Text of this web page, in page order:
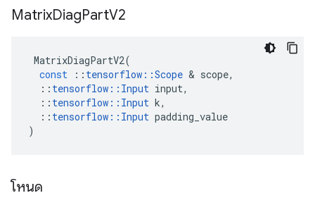
MatrixDiagPartV2
MatrixDiagPartV2(
const
:: tensorflow ::Scope & scope,
:: tensorflow :: Input input,
:: tensorflow :: Input k,
:: tensorflow :: Input padding_value
)
โหนด